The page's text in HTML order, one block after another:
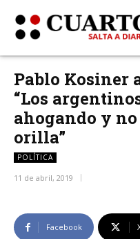
Pablo Kosiner
“Los
ahogando y
orilla”
POLÍTICA
11 de abril, 2019
Facebook